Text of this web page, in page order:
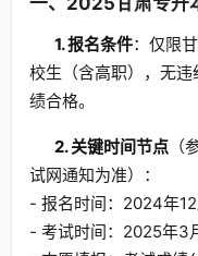
1. 报名条件：仅限
校生（含高职），无
绩合格。
2. 关键时间节点（
试网通知为准）：
- 报名时间：2024年12
- 考试时间：2025年3